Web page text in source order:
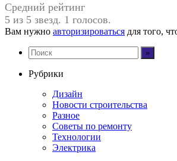
Средний рейтинг
5 из 5 звезд. 1 голосов.
Вам нужно авторизироваться для того,
Рубрики
Дизайн
Новости строительства
Разное
Советы по ремонту
Технологии
Электрика